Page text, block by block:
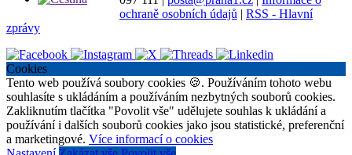
ochraně osobních údajů | RSS - Hlavní
zprávy
Cookies
Tento web používá soubory cookies 🍪. Používáním tohoto webu
souhlasíte s ukládáním a používáním nezbytných souborů cookies.
Zakliknutím tlačítka "Povolit vše" udělujete souhlas k ukládání a
používání i dalších souborů cookies jako jsou statistické, preferenční
a marketingové. Více informací o cookies